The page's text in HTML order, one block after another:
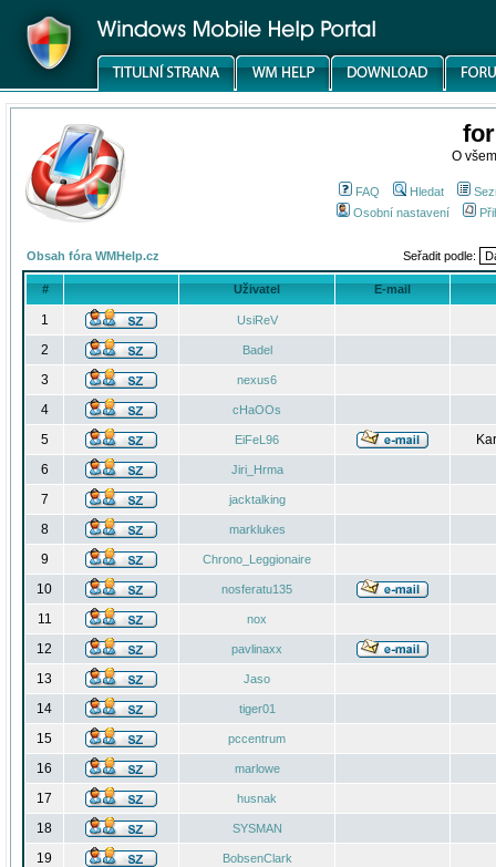
O
FAQ Hledat
Osobní nastavení
Obsah fóra WMHelp.cz Seřadit podle:
# Uživatel E-mail
1 UsiReV
2 Badel
3 nexus6
4 cHaOOs
5 EiFeL96
6
Jiri_Hrma
7 jacktalking
8 marklukes
9 Chrono_Leggionaire
10 nosferatu135
11 nox
12 pavlinaxx
13 Jaso
14 tiger01
15 pccentrum
16 marlowe
17 husnak
18 SYSMAN
19 BobsenClark